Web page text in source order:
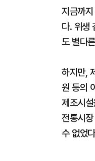
지금까
다. 위생
도 별다
하지만,
원 등의
제조시
전통시
수 없었